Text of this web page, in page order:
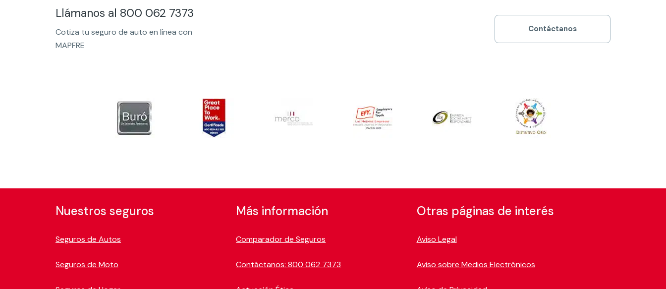
Llámanos al 800 062 7373
Cotiza tu seguro de auto en línea con
MAPFRE
Contáctanos
Nuestros seguros
Seguros de Autos
Seguros de Moto
Más información
Comparador de Seguros
Contáctanos: 800 062 7373
Otras páginas de interés
Aviso Legal
Aviso sobre Medios Electrónicos